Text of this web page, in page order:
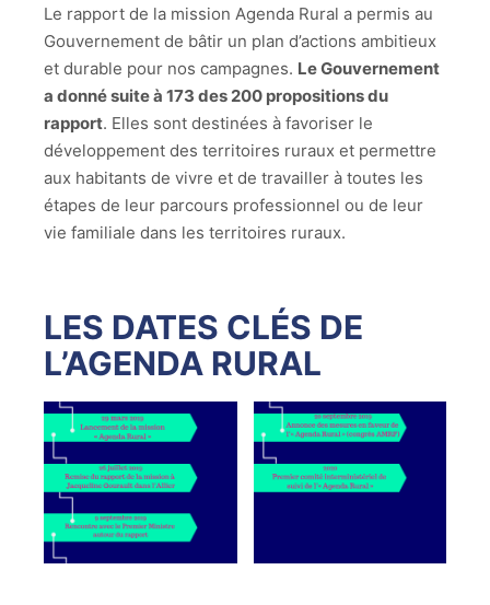
Le rapport de la mission Agenda Rural a permis au
Gouvernement de bâtir un plan d’actions ambitieux
et durable pour nos campagnes. Le Gouvernement
a donné suite à 173 des 200 propositions du
rapport. Elles sont destinées à favoriser le
développement des territoires ruraux et permettre
aux habitants de vivre et de travailler à toutes les
étapes de leur parcours professionnel ou de leur
vie familiale dans les territoires ruraux.
LES DATES CLÉS DE
L’AGENDA RURAL